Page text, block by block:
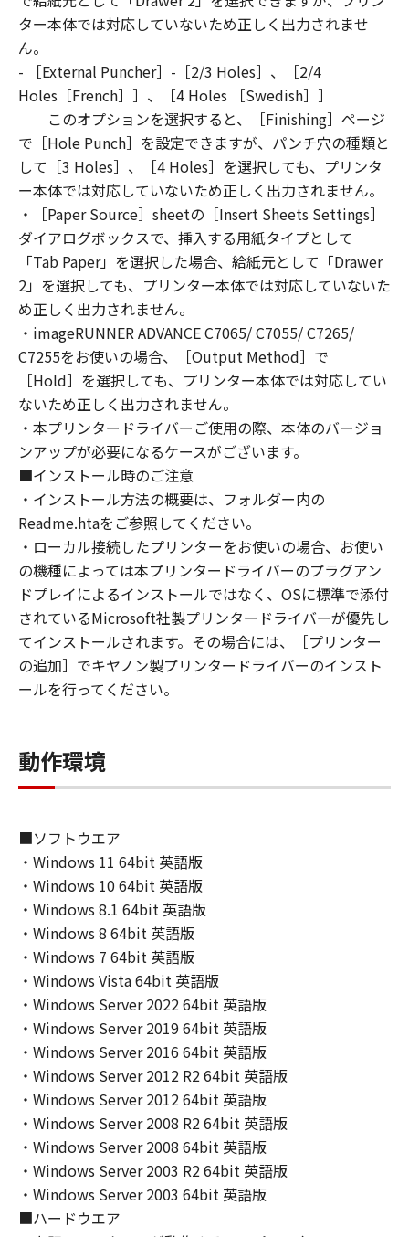
You shall not modify, remove or delete any
contained in the SOFTWARE, including any
copy thereof.
4. OWNERSHIP
Canon and its licensors retain in all respects
the title, ownership and intellectual property
rights in and to the SOFTWARE. Except as
expressly provided herein, no license or right,
express or implied, is hereby conveyed or
granted by Canon to you for any intellectual
property of Canon and its licensors.
5. EXPORT CONTROL
You agree to comply with all export laws and
restrictions and regulations of the country
involved, and not to export or re-export,
directly or indirectly, the SOFTWARE in
violation of any such laws, restrictions and
regulations, or without all necessary
approvals.
6. SUPPORT AND UPDATE
NEITHER CANON, CANON'S SUBSIDIARIES OR
AFFILIATES, THEIR DISTRIBUTORS, OR
DEALERS NOR CANON'S LICENSORS ARE
RESPONSIBLE FOR MAINTAINING OR
HELPING YOU TO USE THE SOFTWARE, OR
PROVIDING YOU WITH ANY UPDATES, FIXES
OR SUPPORT FOR THE SOFTWARE
HEREUNDER.
7. DISCLAIMER OF WARRANTIES AND
LIABILITY
[NO WARRANTY] THE SOFTWARE IS
INCLUDING, BUT NOT LIMITED TO THE
IMPLIED WARRANTIES OF MERCHANTABILITY
THE ENTIRE RISK AS TO THE QUALITY AND
PERFORMANCE OF THE SOFTWARE IS WITH
YOU. SHOULD THE SOFTWARE PROVE
DEFECTIVE, YOU ASSUME THE ENTIRE COST
OF ALL NECESSARY SERVICING, REPAIR OR
CORRECTION. SOME STATES OR LEGAL
JURISDICTIONS DO NOT ALLOW THE
EXCLUSION OF IMPLIED WARRANTIES, SO
THE ABOVE EXCLUSION MAY NOT APPLY TO
YOU.
THIS WARRANTY GIVES YOU SPECIFIC LEGAL
RIGHTS AND YOU MAY ALSO HAVE OTHER
RIGHTS WHICH VARY FROM STATE TO STATE
OR JURISDICTION TO JURISDICTION.
NEITHER CANON, CANON'S SUBSIDIARIES OR
AFFILIATES, THEIR DISTRIBUTORS, OR
DEALERS NOR CANON'S LICENSORS
WARRANT THAT THE FUNCTIONS
CONTAINED IN THE SOFTWARE WILL MEET
ター本体では対応していないため正しく出力されませ
ん。
- ［External Puncher］-［2/3 Holes］、［2/4
Holes［French］］、［4 Holes ［Swedish］］
このオプションを選択すると、［Finishing］ページ
で［Hole Punch］を設定できますが、パンチ穴の種類と
して［3 Holes］、［4 Holes］を選択しても、プリンタ
ー本体では対応していないため正しく出力されません。
・［Paper Source］sheetの［Insert Sheets Settings］
ダイアログボックスで、挿入する用紙タイプとして
「Tab Paper」を選択した場合、給紙元として「Drawer
2」を選択しても、プリンター本体では対応していないた
め正しく出力されません。
・imageRUNNER ADVANCE C7065/ C7055/ C7265/
C7255をお使いの場合、［Output Method］で
［Hold］を選択しても、プリンター本体では対応してい
ないため正しく出力されません。
・本プリンタードライバーご使用の際、本体のバージョ
ンアップが必要になるケースがございます。
■インストール時のご注意
・インストール方法の概要は、フォルダー内の
Readme.htaをご参照してください。
・ローカル接続したプリンターをお使いの場合、お使い
の機種によっては本プリンタードライバーのプラグアン
ドプレイによるインストールではなく、OSに標準で添付
されているMicrosoft社製プリンタードライバーが優先し
てインストールされます。その場合には、［プリンター
の追加］でキヤノン製プリンタードライバーのインスト
ールを行ってください。
動作環境
■ソフトウエア
・Windows 11 64bit 英語版
・Windows 10 64bit 英語版
・Windows 8.1 64bit 英語版
・Windows 8 64bit 英語版
・Windows 7 64bit 英語版
・Windows Vista 64bit 英語版
・Windows Server 2022 64bit 英語版
・Windows Server 2019 64bit 英語版
・Windows Server 2016 64bit 英語版
・Windows Server 2012 R2 64bit 英語版
・Windows Server 2012 64bit 英語版
・Windows Server 2008 R2 64bit 英語版
・Windows Server 2008 64bit 英語版
・Windows Server 2003 R2 64bit 英語版
・Windows Server 2003 64bit 英語版
■ハードウエア